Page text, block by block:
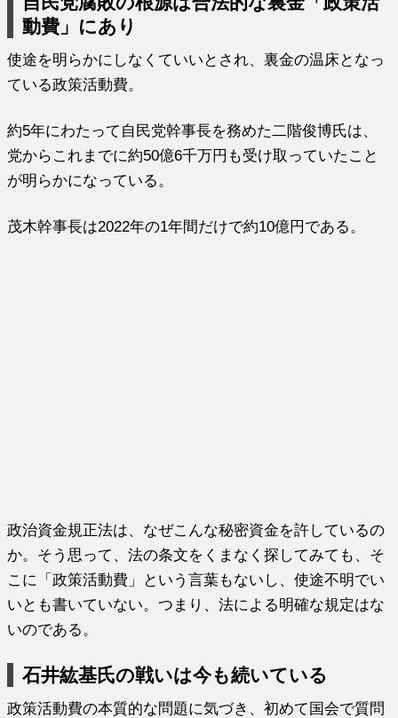
動費」にあり
使途を明らかにしなくていいとされ、裏金の温床となっ
ている政策活動費。
約5年にわたって自民党幹事長を務めた二階俊博氏は、
党からこれまでに約50億6千万円も受け取っていたこと
が明らかになっている。
茂木幹事長は2022年の1年間だけで約10億円である。
政治資金規正法は、なぜこんな秘密資金を許しているの
か。そう思って、法の条文をくまなく探してみても、そ
こに「政策活動費」という言葉もないし、使途不明でい
いとも書いていない。つまり、法による明確な規定はな
いのである。
石井紘基氏の戦いは今も続いている
政策活動費の本質的な問題に気づき、初めて国会で質問